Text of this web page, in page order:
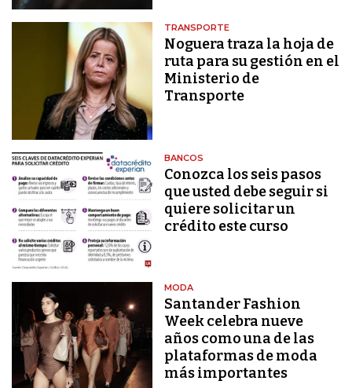
TRANSPORTE
Noguera traza la hoja de
ruta para su gestión en el
Ministerio de
Transporte
BANCOS
Conozca los seis pasos
que usted debe seguir si
quiere solicitar un
crédito este curso
MODA
Santander Fashion
Week celebra nueve
años como una de las
plataformas de moda
más importantes